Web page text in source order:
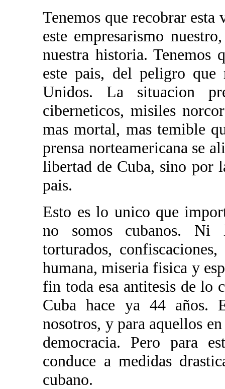
Tenemos que recobrar
este empresarismo
nuestra historia. Tenemos
este pais, del peligro que
Unidos. La situacion
ciberneticos, misiles
mas mortal, mas temible
prensa norteamericana se
libertad de Cuba, sino por
pais.
Esto es lo unico que
no somos cubanos. Ni
torturados,
humana, miseria fisica y
fin toda esa antitesis de lo
Cuba hace ya 44 años.
nosotros, y para aquellos
democracia. Pero para
conduce a medidas
cubano.